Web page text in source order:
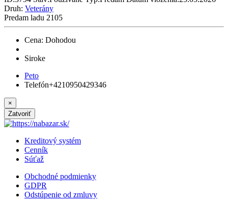
Druh: Veterány
Predam ladu 2105
Cena: Dohodou
Siroke
Peto
Telefón+4210950429346
×
Zatvoriť
Kreditový systém
Cenník
Súťaž
Obchodné podmienky
GDPR
Odstúpenie od zmluvy